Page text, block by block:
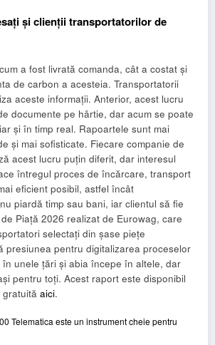
și clienții transportatorilor de
a fost livrată comanda, cât a costat și
de carbon a acesteia. Transportatorii
aceste informații. Anterior, acest lucru
documente pe hârtie, dar acum se poate
și în timp real. Rapoartele sunt mai
și mai sofisticate. Fiecare companie de
acest lucru puțin diferit, dar interesul
întregul proces de încărcare, transport
eficient posibil, astfel încât
piardă timp sau bani, iar clientul să fie
Piață 2026 realizat de Eurowag, care
selectați din șase piețe
presiunea pentru digitalizarea proceselor
unele țări și abia începe în altele, dar
pentru toți. Acest raport este disponibil
aici.